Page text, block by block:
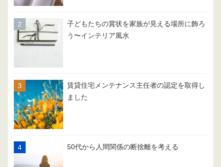
子どもたちの賞状を家族が見える場所に飾ろ
う〜インテリア風水
賃貸住宅メンテナンス主任者の認定を取得し
ました
50代から人間関係の断捨離を考える